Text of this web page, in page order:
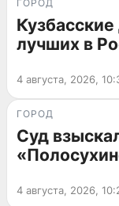
ГОРОД
лучших в
4 августа, 2026,
ГОРОД
Суд
4 августа, 2026,